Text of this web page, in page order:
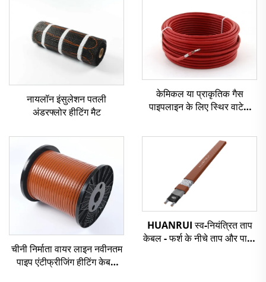
नायलॉन इंसुलेशन पतली
अंडरफ्लोर हीटिंग मैट
केमिकल या प्राकृतिक गैस
पाइपलाइन के लिए स्थिर वाटेज
चीनी निर्माता वायर लाइन नवीनतम
पाइप एंटीफ्रीजिंग हीटिंग केबल
HUANRUI स्व-नियंत्रित ताप
केबल - फर्श के नीचे ताप और पाइप